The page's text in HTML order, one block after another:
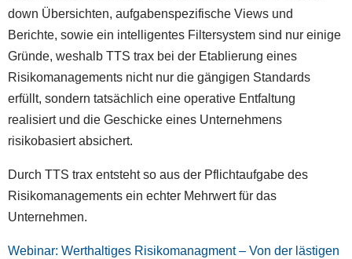
down Übersichten, aufgabenspezifische Views und
Berichte, sowie ein intelligentes Filtersystem sind nur einige
Gründe, weshalb TTS trax bei der Etablierung eines
Risikomanagements nicht nur die gängigen Standards
erfüllt, sondern tatsächlich eine operative Entfaltung
realisiert und die Geschicke eines Unternehmens
risikobasiert absichert.
Durch TTS trax entsteht so aus der Pflichtaufgabe des
Risikomanagements ein echter Mehrwert für das
Unternehmen.
Webinar: Werthaltiges Risikomanagment – Von der lästigen